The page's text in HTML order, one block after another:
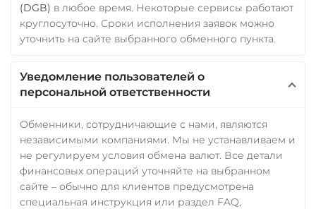
(DGB) в любое время. Некоторые сервисы работают
круглосуточно. Сроки исполнения заявок можно
уточнить на сайте выбранного обменного пункта.
Уведомление пользователей о
персональной ответственности
Обменники, сотрудничающие с нами, являются
независимыми компаниями. Мы не устанавливаем и
не регулируем условия обмена валют. Все детали
финансовых операций уточняйте на выбранном
сайте – обычно для клиентов предусмотрена
специальная инструкция или раздел FAQ,